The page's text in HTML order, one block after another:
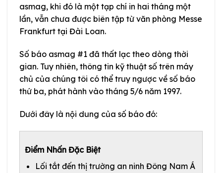
asmag, khi đó là một tạp chí in hai tháng một
lần, vẫn chưa được biên tập từ văn phòng Messe
Frankfurt tại Đài Loan.
Số báo asmag #1 đã thất lạc theo dòng thời
gian. Tuy nhiên, thông tin kỹ thuật số trên máy
chủ của chúng tôi có thể truy ngược về số báo
thứ ba, phát hành vào tháng 5/6 năm 1997.
Dưới đây là nội dung của số báo đó:
Điểm Nhấn Đặc Biệt
Lối tắt đến thị trường an ninh Đông Nam Á